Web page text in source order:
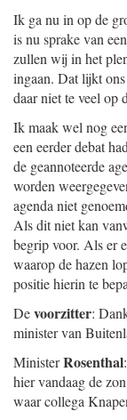
Ik ga nu in op de
is nu sprake van
zullen wij in het
ingaan. Dat lijkt
daar niet te veel op
Ik maak wel nog
een eerder debat
de geannoteerde
worden
agenda niet
Als dit niet kan
begrip voor. Als er
waarop de hazen
positie hierin te
Devoorzitter:
minister van
MinisterRosenthal
hier vandaag de
waar collega